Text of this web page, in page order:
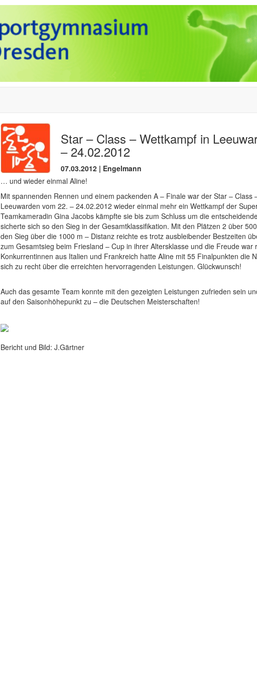
Star – Class – Wettkampf in
– 24.02.2012
07.03.2012 | Engelmann
… und wieder einmal Aline!
Mit spannenden Rennen und einem packenden A – Finale war der Star – Class
Leeuwarden vom 22. – 24.02.2012 wieder einmal mehr ein Wettkampf der
Teamkameradin Gina Jacobs kämpfte sie bis zum Schluss um die
sicherte sich so den Sieg in der Gesamtklassifikation. Mit den Plätzen 2 über
den Sieg über die 1000 m – Distanz reichte es trotz ausbleibender Bestzeiten
zum Gesamtsieg beim Friesland – Cup in ihrer Altersklasse und die Freude war
Konkurrentinnen aus Italien und Frankreich hatte Aline mit 55 Finalpunkten die
sich zu recht über die erreichten hervorragenden Leistungen. Glückwunsch!
Auch das gesamte Team konnte mit den gezeigten Leistungen zufrieden sein
auf den Saisonhöhepunkt zu – die Deutschen Meisterschaften!
Bericht und Bild: J.Gärtner